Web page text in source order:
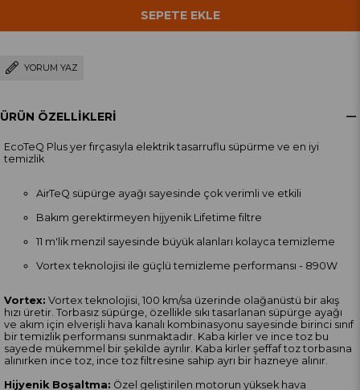
YORUM YAZ
ÜRÜN ÖZELLIKLERI
EcoTeQ Plus yer fırçasıyla elektrik tasarruflu süpürme ve en iyi
temizlik
AirTeQ süpürge ayağı sayesinde çok verimli ve etkili
Bakım gerektirmeyen hijyenik Lifetime filtre
11 m'lik menzil sayesinde büyük alanları kolayca temizleme
Vortex teknolojisi ile güçlü temizleme performansı - 890W
Vortex: Vortex teknolojisi, 100 km/sa üzerinde olağanüstü bir akış
hızı üretir. Torbasız süpürge, özellikle sıkı tasarlanan süpürge ayağı
ve akım için elverişli hava kanalı kombinasyonu sayesinde birinci sınıf
bir temizlik performansı sunmaktadır. Kaba kirler ve ince toz bu
sayede mükemmel bir şekilde ayrılır. Kaba kirler şeffaf toz torbasına
alınırken ince toz, ince toz filtresine sahip ayrı bir hazneye alınır.
Hijyenik Boşaltma: Özel geliştirilen motorun yüksek hava